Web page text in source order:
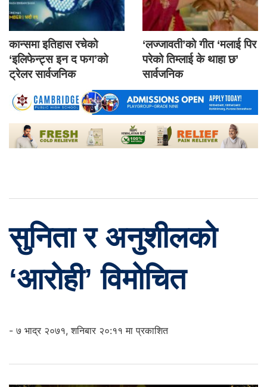
कान्समा इतिहास रचेको
‘इलिफेन्ट्स इन द फग’को
ट्रेलर सार्वजनिक
‘लज्जावती’को गीत ‘मलाई पिर
परेको तिम्लाई के थाहा छ’
सार्वजनिक
सुनिता र अनुशीलको
‘आरोही’ विमोचित
- ७ भाद्र २०७१, शनिबार २०:११ मा प्रकाशित